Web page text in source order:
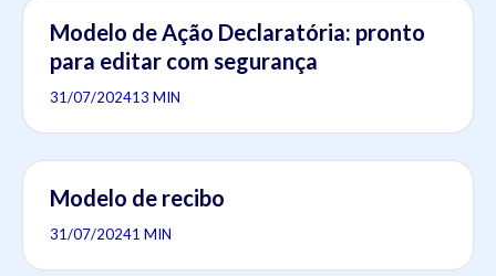
Modelo de Ação Declaratória: pronto
para editar com segurança
31/07/202413 MIN
Modelo de recibo
31/07/20241 MIN